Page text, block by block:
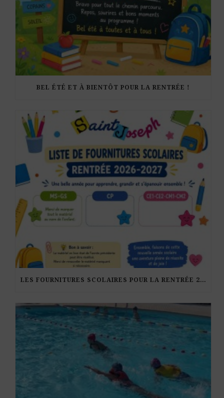
BEL ÉTÉ ET À BIENTÔT POUR LA RENTRÉE !
LES FOURNITURES SCOLAIRES POUR LA RENTRÉE 2026-27